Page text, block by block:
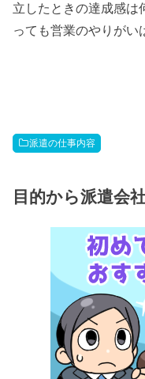
立したときの達成感は
っても営業のやりがい
派遣の仕事内容
目的から派遣会